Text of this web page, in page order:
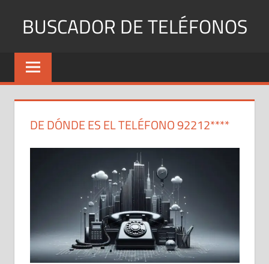
BUSCADOR DE TELÉFONOS
Identifica
Números
y
DE DÓNDE ES EL TELÉFONO 92212****